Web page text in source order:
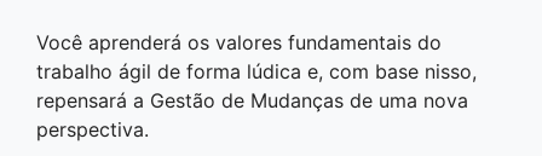
Você aprenderá os valores fundamentais do
trabalho ágil de forma lúdica e, com base nisso,
repensará a Gestão de Mudanças de uma nova
perspectiva.